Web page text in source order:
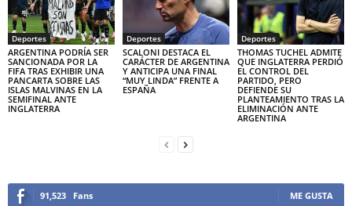
Deportes
ARGENTINA PODRÍA SER
SANCIONADA POR LA
FIFA TRAS EXHIBIR UNA
PANCARTA SOBRE LAS
ISLAS MALVINAS EN LA
SEMIFINAL ANTE
INGLATERRA
Deportes
SCALONI DESTACA EL
CARÁCTER DE ARGENTINA
Y ANTICIPA UNA FINAL
“MUY LINDA” FRENTE A
ESPAÑA
Deportes
THOMAS TUCHEL ADMITE
QUE INGLATERRA PERDIÓ
EL CONTROL DEL
PARTIDO, PERO
DEFIENDE SU
PLANTEAMIENTO TRAS LA
ELIMINACIÓN ANTE
ARGENTINA
91,523 Fans ME GUSTA